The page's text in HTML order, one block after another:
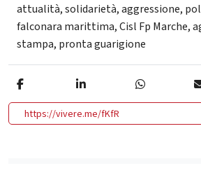
attualità,solidarietà,aggressione,
falconara marittima,Cisl Fp Marche,
stampa, pronta guarigione
https://vivere.me/fKfR